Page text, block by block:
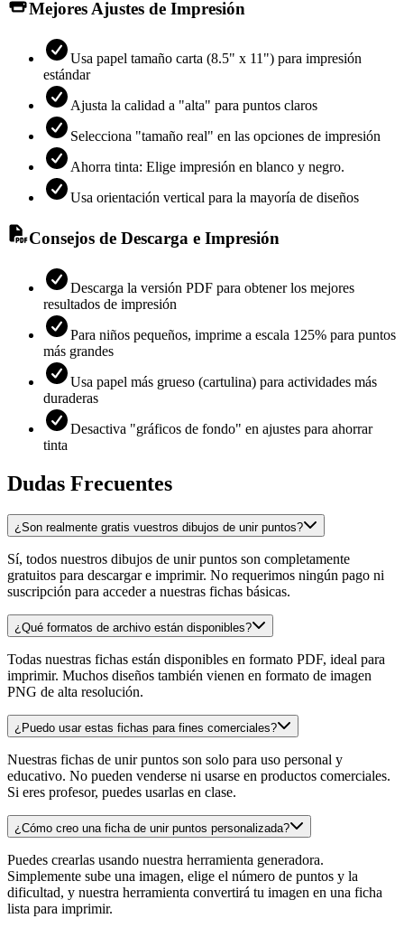
Mejores Ajustes de Impresión
Usa papel tamaño carta (8.5" x 11") para impresión
estándar
Ajusta la calidad a "alta" para puntos claros
Selecciona "tamaño real" en las opciones de impresión
Ahorra tinta: Elige impresión en blanco y negro.
Usa orientación vertical para la mayoría de diseños
Consejos de Descarga e Impresión
Descarga la versión PDF para obtener los mejores
resultados de impresión
Para niños pequeños, imprime a escala 125% para puntos
más grandes
Usa papel más grueso (cartulina) para actividades más
duraderas
Desactiva "gráficos de fondo" en ajustes para ahorrar
tinta
Dudas Frecuentes
¿Son realmente gratis vuestros dibujos de unir puntos?
Sí, todos nuestros dibujos de unir puntos son completamente
gratuitos para descargar e imprimir. No requerimos ningún pago ni
suscripción para acceder a nuestras fichas básicas.
¿Qué formatos de archivo están disponibles?
Todas nuestras fichas están disponibles en formato PDF, ideal para
imprimir. Muchos diseños también vienen en formato de imagen
PNG de alta resolución.
¿Puedo usar estas fichas para fines comerciales?
Nuestras fichas de unir puntos son solo para uso personal y
educativo. No pueden venderse ni usarse en productos comerciales.
Si eres profesor, puedes usarlas en clase.
¿Cómo creo una ficha de unir puntos personalizada?
Puedes crearlas usando nuestra herramienta generadora.
Simplemente sube una imagen, elige el número de puntos y la
dificultad, y nuestra herramienta convertirá tu imagen en una ficha
lista para imprimir.